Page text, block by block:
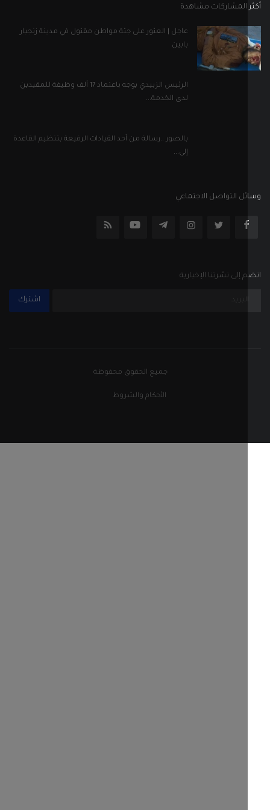
المشاركات مشاهدة
عاجل | العثور على جثة مواطن مقتول في مدينة زنجبار
بابين
الرئيس الزبيدي يوجه باعتماد 17 ألف وظيفة للمقيدين
لدى الخدمة...
بالصور ..رسالة من أحد القيادات الرفيعة بتنظيم القاعدة
التواصل الاجتماعي
إلى نشرتنا الإخبارية
جميع الحقوق محفوظة
الأحكام والشروط